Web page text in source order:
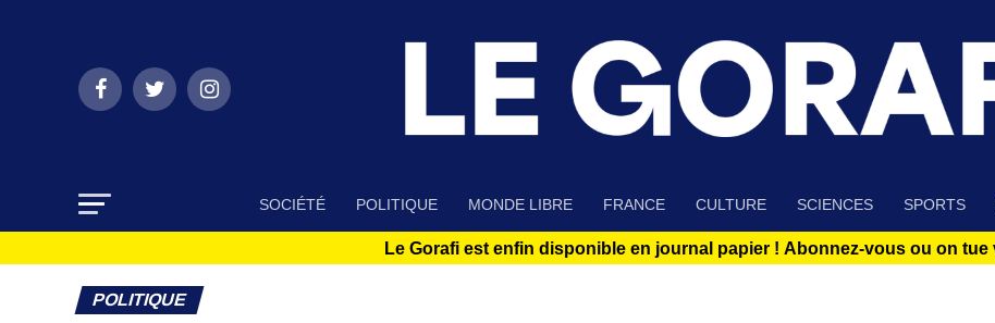
SOCIÉTÉ POLITIQUE MONDE LIBRE FRANCE CULTURE SCIENCES SPORTS
Le Gorafi est enfin disponible en journal papier ! Abonnez-vous ou on tue
POLITIQUE